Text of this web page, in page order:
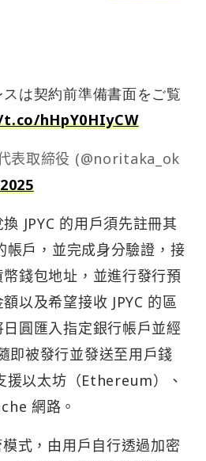
は契約前準備書面をご覧
hHpY0HIyCW
表取締役 (@noritaka_ok
換 JPYC 的用戶須先註冊其
帳戶，並完成身分驗證，接
錢包地址，並進行發行預
以及希望接收 JPYC 的區
圓匯入指定銀行帳戶並經
即被發行並發送至用戶錢
援以太坊（Ethereum）、
網路。
模式，由用戶自行透過加密